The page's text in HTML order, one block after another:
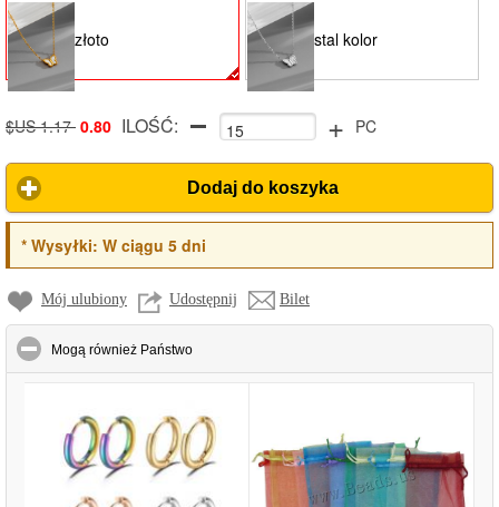
złoto stal kolor
$US 1.17 0.80 ILOŚĆ: + PC
Dodaj do koszyka
*Wysyłki: W ciągu 5 dni
Mój ulubiony Udostępnij Bilet
Mogą również Państwo